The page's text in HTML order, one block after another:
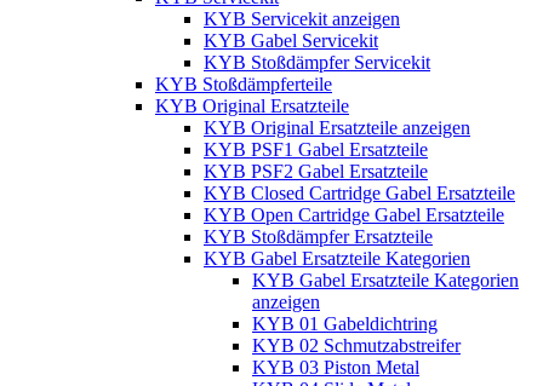
KYB Servicekit anzeigen
KYB Gabel Servicekit
KYB Stoßdämpfer Servicekit
KYB Stoßdämpferteile
KYB Original Ersatzteile
KYB Original Ersatzteile anzeigen
KYB PSF1 Gabel Ersatzteile
KYB PSF2 Gabel Ersatzteile
KYB Closed Cartridge Gabel Ersatzteile
KYB Open Cartridge Gabel Ersatzteile
KYB Stoßdämpfer Ersatzteile
KYB Gabel Ersatzteile Kategorien
KYB Gabel Ersatzteile Kategorien
anzeigen
KYB 01 Gabeldichtring
KYB 02 Schmutzabstreifer
KYB 03 Piston Metal